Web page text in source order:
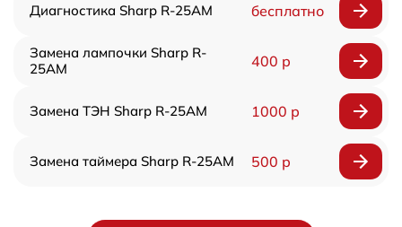
Диагностика Sharp R-25AM бесплатно
Замена лампочки Sharp R-
25AM
400 р
Замена ТЭН Sharp R-25AM 1000 р
Замена таймера Sharp R-25AM 500 р